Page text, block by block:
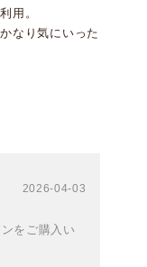
用。
なり気にいった
2026-04-03
をご購入い